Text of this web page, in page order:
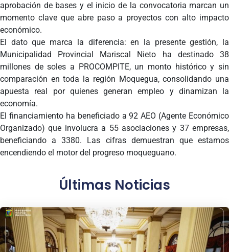
aprobación de bases y el inicio de la convocatoria marcan un
momento clave que abre paso a proyectos con alto impacto
económico.
El dato que marca la diferencia: en la presente gestión, la
Municipalidad Provincial Mariscal Nieto ha destinado 38
millones de soles a PROCOMPITE, un monto histórico y sin
comparación en toda la región Moquegua, consolidando una
apuesta real por quienes generan empleo y dinamizan la
economía.
El financiamiento ha beneficiado a 92 AEO (Agente Económico
Organizado) que involucra a 55 asociaciones y 37 empresas,
beneficiando a 3380. Las cifras demuestran que estamos
encendiendo el motor del progreso moqueguano.
Últimas Noticias